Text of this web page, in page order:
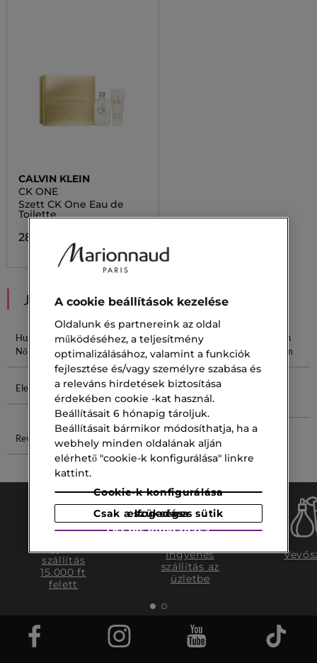
CALVIN KLEIN
CK ONE
Szett CK One Eau de
Toilette
28 000,00 Ft
JAVASOLT NEKED
Hugo Boss
Női Parfüm
Prada Női
Parfüm
Calvin Klein
Női Parfüm
Calvin Klein
Férfi Parfüm
Elegáns Nő
Calvin Klein
Defy Parfüm
Hámlasztó
Krém
Revox Zitcare
Arctisztító
Kefe
szállítás
15.000 ft
felett
Ingyenes
szállítás az
üzletbe
A cookie beállítások kezelése
Oldalunk és partnereink az oldal
működéséhez, a teljesítmény
optimalizálásához, valamint a funkciók
fejlesztése és/vagy személyre szabása és
a releváns hirdetések biztosítása
érdekében cookie -kat használ.
Beállításait 6 hónapig tároljuk.
Beállításait bármikor módosíthatja, ha a
webhely minden oldalának alján
elérhető "cookie-k konfigurálása" linkre
kattint.
Cookie-k konfigurálása
Csak a szükséges sütik elfogadása
Összes elfogadása